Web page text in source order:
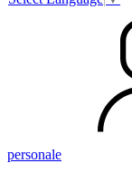
personale